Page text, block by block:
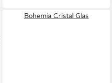
Bohemia Cristal Glas